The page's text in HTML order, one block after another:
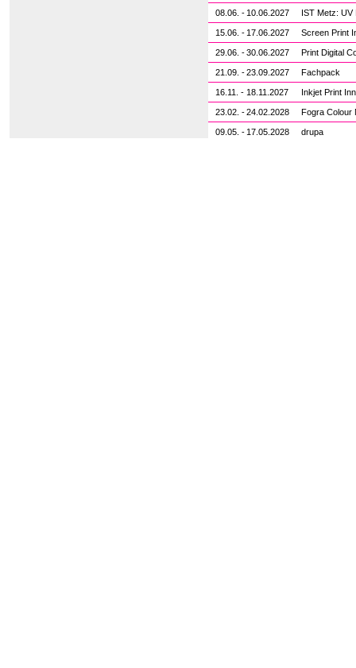
08.06. - 10.06.2027 IST Metz: UV
15.06. - 17.06.2027 Screen Print
29.06. -30.06.2027 Print Digital
21.09. -23.09.2027 Fachpack
16.11. - 18.11.2027 Inkjet Print
23.02. -24.02.2028 Fogra Colour
09.05. - 17.05.2028 drupa